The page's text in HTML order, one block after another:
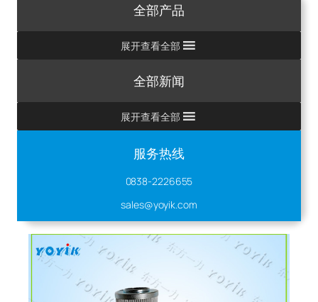
全部产品
展开查看全部
全部新闻
展开查看全部
服务热线
0838-2226655
sales@yoyik.com